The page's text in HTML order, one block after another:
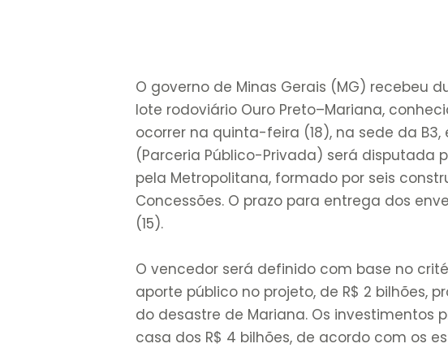
O governo de Minas Gerais (MG) recebeu
lote rodoviário Ouro Preto–Mariana,
ocorrer na quinta-feira (18), na sede da B3,
(Parceria Público-Privada) será disputada
pela Metropolitana, formado por seis
Concessões. O prazo para entrega dos
(15).
O vencedor será definido com base no
aporte público no projeto, de R$ 2 bilhões,
do desastre de Mariana. Os investimentos
casa dos R$ 4 bilhões, de acordo com os